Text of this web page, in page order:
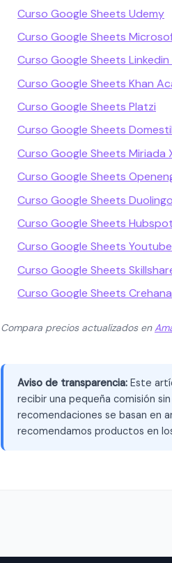
Curso Google Sheets Udemy
Curso Google Sheets
Curso Google Sheets
Curso Google Sheets Khan
Curso Google Sheets Platzi
Curso Google Sheets
Curso Google Sheets Miriada
Curso Google Sheets
Curso Google Sheets Duolingo
Curso Google Sheets
Curso Google Sheets Youtube
Curso Google Sheets
Curso Google Sheets Crehana
Compara precios actualizados en
Aviso de transparencia: Este
recibir una pequeña comisión
recomendaciones se basan en
recomendamos productos en